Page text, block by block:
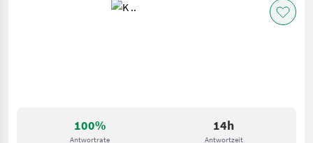
100%
Antwortrate
14h
Antwortzeit